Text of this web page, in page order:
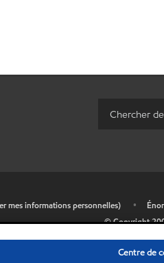
mes informations personnelles) •
© Copyright
Centre de